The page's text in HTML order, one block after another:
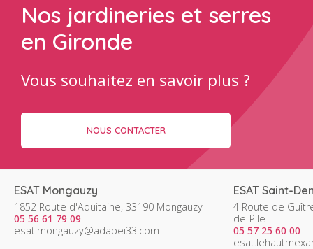
ESAT Mongauzy
1852 Route d'Aquitaine, 33190 Mongauzy
05 56 61 79 09
esat.mongauzy@adapei33.com
ESAT Saint-
4 Route de
de-Pile
05 57 25 60 00
Nos jardineries et serres
en Gironde
Vous souhaitez en savoir plus ?
NOUS CONTACTER